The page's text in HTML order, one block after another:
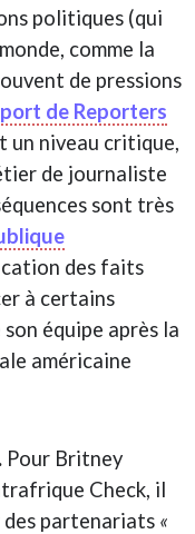
politiques (qui
comme la
de pressions
de Reporters
un niveau critique,
de journaliste
sont très
des faits
à certains
équipe après la
américaine
Pour Britney
Check, il
partenariats «